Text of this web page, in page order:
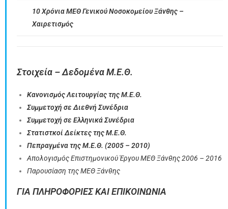
10 Χρόνια ΜΕΘ Γενικού Νοσοκομείου Ξάνθης –
Χαιρετισμός
Στοιχεία – Δεδομένα Μ.Ε.Θ.
Κανονισμός Λειτουργίας της Μ.Ε.Θ.
Συμμετοχή σε Διεθνή Συνέδρια
Συμμετοχή σε Ελληνικά Συνέδρια
Στατιστκοί Δείκτες της Μ.Ε.Θ.
Πεπραγμένα της Μ.Ε.Θ. (2005 – 2010)
Απολογισμός Επιστημονικού Έργου ΜΕΘ Ξάνθης 2006 – 2016
Παρουσίαση της ΜΕΘ Ξάνθης
ΓΙΑ ΠΛΗΡΟΦΟΡΙΕΣ ΚΑΙ ΕΠΙΚΟΙΝΩΝΙΑ